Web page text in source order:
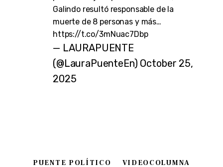
Galindo resultó responsable de la
muerte de 8 personas y más…
https://t.co/3mNuac7Dbp
— LAURAPUENTE
(@LauraPuenteEn) October 25,
2025
PUENTE POLÍTICO VIDEOCOLUMNA